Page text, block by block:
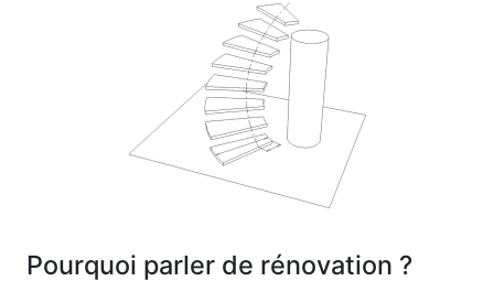
Pourquoi parler de rénovation ?